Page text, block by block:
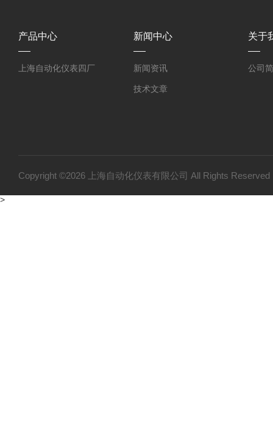
产品中心
上海自动化仪表四厂
新闻中心
新闻资讯
技术文章
关于
公司
Copyright ©2026 上海自动化仪表有限公司 All Rights
>